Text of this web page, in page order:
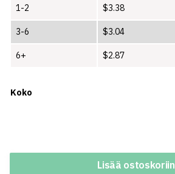
1-2 $3.38
3-6 $3.04
6+ $2.87
Koko
Lisää ostoskoriin